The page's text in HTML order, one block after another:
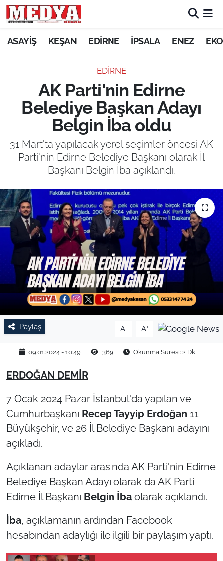
ASAYİŞ KEŞAN EDİRNE İPSALA ENEZ
EDİRNE
AK Parti'nin Edirne
Belediye Başkan Adayı
Belgin İba oldu
31 Mart'ta yapılacak yerel seçimler öncesi AK
Parti'nin Edirne Belediye Başkanı olarak İl
Başkanı Belgin İba açıklandı.
Paylaş A- A+
09.01.2024 - 10:49 369 Okunma Süresi: 2 Dk
ERDOĞAN DEMİR
7 Ocak 2024 Pazar İstanbul'da yapılan ve
Cumhurbaşkanı Recep Tayyip Erdoğan 11
Büyükşehir, ve 26 İl Belediye Başkanı adayını
açıkladı.
Açıklanan adaylar arasında AK Parti'nin Edirne
Belediye Başkan Adayı olarak da AK Parti
Edirne İl Başkanı Belgin İbaolarak açıklandı.
İba, açıklamanın ardından Facebook
hesabından adaylığı ile ilgili bir paylaşım yaptı.
KEŞAN
ASAYİŞ
SİYASET
GÜNDEM
EKONOMİ
SAĞLIK
EĞİTİM
TARIM VE HAYVANCILIK
KÜLTÜR SANAT
RESMİ İLAN
SPOR
EDİRNE
TEKİRDAĞ
KIRKLARELİ
ÇANAKKALE
TÜRKİYE
Bölge
Güvenlik